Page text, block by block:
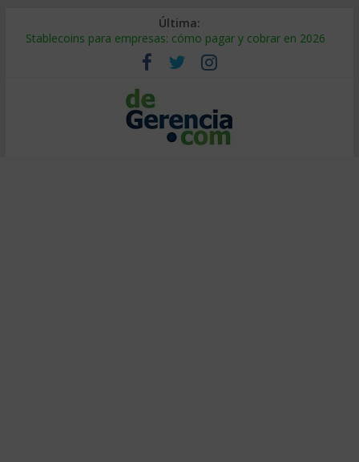
Última:
Stablecoins para empresas: cómo pagar y cobrar en 2026
Despido silencioso: qué es y por qué sale tan caro
IA en selección de personal: cómo auditarla a tiempo
Trabajo forzoso en la cadena de suministro: qué hacer
Mercado hispano de EE. UU.: cómo segmentarlo y venderle